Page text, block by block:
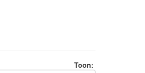
Toon: